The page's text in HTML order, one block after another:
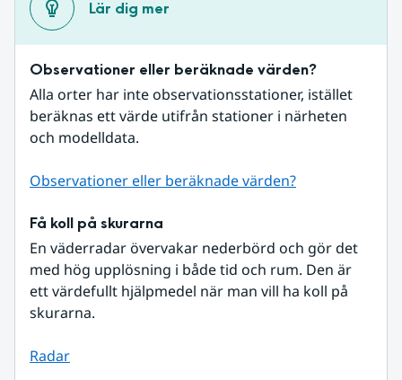
Lär dig mer
Observationer eller beräknade värden?
Alla orter har inte observationsstationer, istället
beräknas ett värde utifrån stationer i närheten
och modelldata.
Observationer eller beräknade värden?
Få koll på skurarna
En väderradar övervakar nederbörd och gör det
med hög upplösning i både tid och rum. Den är
ett värdefullt hjälpmedel när man vill ha koll på
skurarna.
Radar